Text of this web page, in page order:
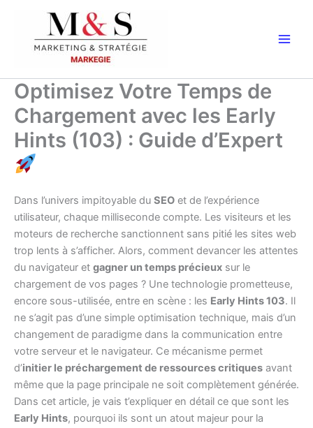
contenu
Optimisez Votre Temps de
Chargement avec les Early
Hints (103) : Guide d’Expert
Dans l’univers impitoyable du SEO et de l’expérience
utilisateur, chaque milliseconde compte. Les visiteurs et les
moteurs de recherche sanctionnent sans pitié les sites web
trop lents à s’afficher. Alors, comment devancer les attentes
du navigateur et gagner un temps précieux sur le
chargement de vos pages ? Une technologie prometteuse,
encore sous-utilisée, entre en scène : les Early Hints 103. Il
ne s’agit pas d’une simple optimisation technique, mais d’un
changement de paradigme dans la communication entre
votre serveur et le navigateur. Ce mécanisme permet
d’initier le préchargement de ressources critiques avant
même que la page principale ne soit complètement générée.
Dans cet article, je vais t’expliquer en détail ce que sont les
Early Hints, pourquoi ils sont un atout majeur pour la